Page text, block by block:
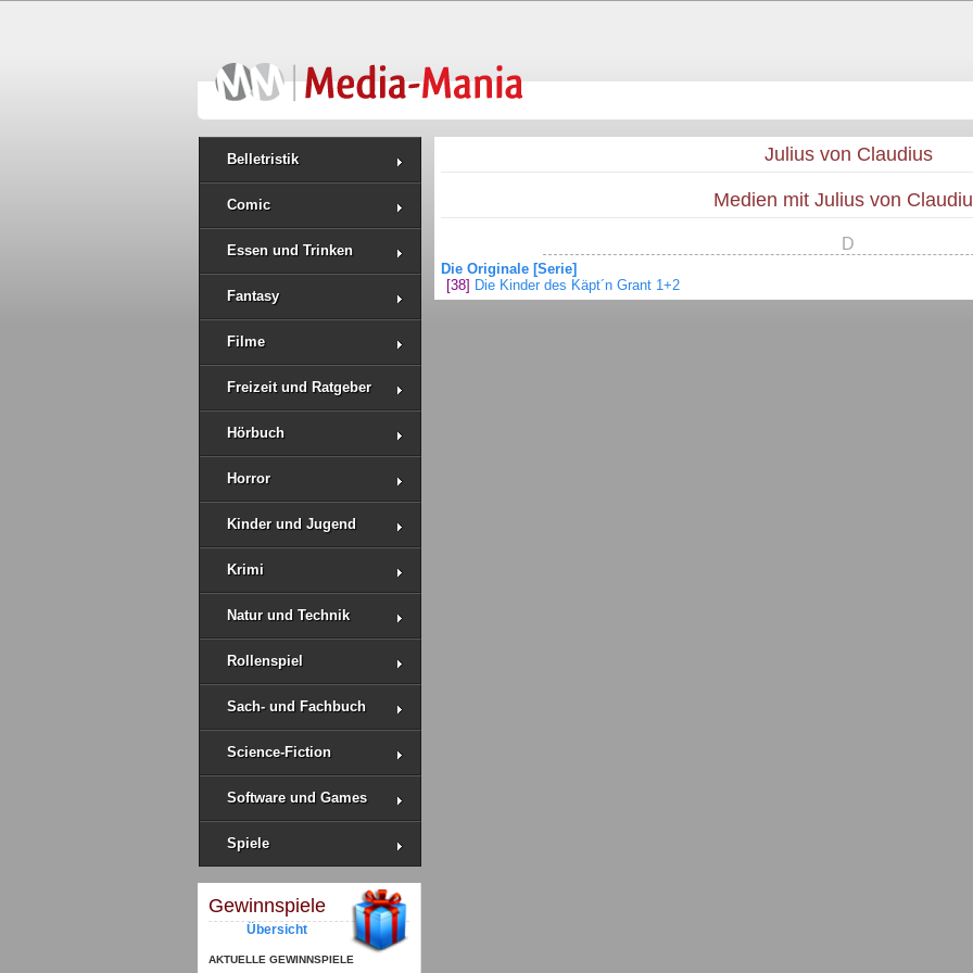
Belletristik
Comic
Essen und Trinken
Fantasy
Filme
Freizeit und Ratgeber
Hörbuch
Horror
Kinder und Jugend
Krimi
Natur und Technik
Rollenspiel
Sach- und Fachbuch
Science-Fiction
Software und Games
Spiele
Gewinnspiele
Übersicht
AKTUELLE GEWINNSPIELE
Julius von Claudius
Medien mit Julius von
D
Die Originale [Serie]
[38] Die Kinder des Käpt´n Grant 1+2